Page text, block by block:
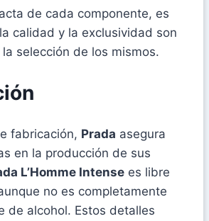
de cada componente, es
calidad y la exclusividad son
selección de los mismos.
fabricación, Prada asegura
en la producción de sus
L’Homme Intense es libre
no es completamente
de alcohol. Estos detalles